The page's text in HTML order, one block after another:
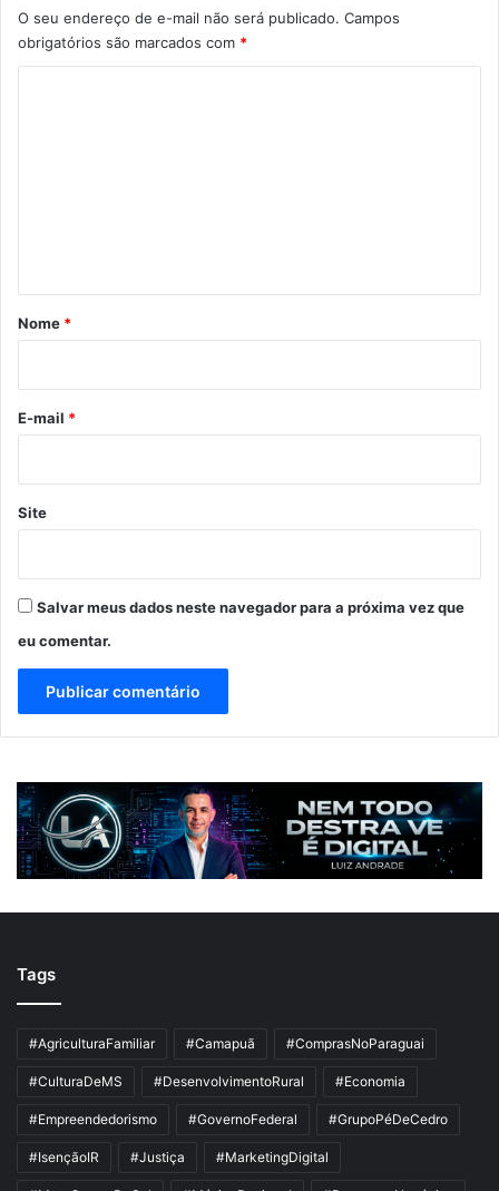
O seu endereço de e-mail não será publicado. Campos
obrigatórios são marcados com *
r
*
Nome *
E-mail *
Site
Salvar meus dados neste navegador para a próxima vez que
eu comentar.
Tags
#AgriculturaFamiliar #Camapuã #ComprasNoParaguai
#CulturaDeMS #DesenvolvimentoRural #Economia
#Empreendedorismo #GovernoFederal #GrupoPéDeCedro
#IsençãoIR #Justiça #MarketingDigital